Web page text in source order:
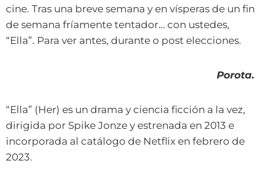
cine. Tras una breve semana y en vísperas de un fin
de semana fríamente tentador… con ustedes,
“Ella”. Para ver antes, durante o post elecciones.
Porota.
“Ella” (Her) es un drama y ciencia ficción a la vez,
dirigida por Spike Jonze y estrenada en 2013 e
incorporada al catálogo de Netflix en febrero de
2023.